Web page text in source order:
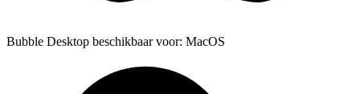
Bubble Desktop beschikbaar voor: MacOS